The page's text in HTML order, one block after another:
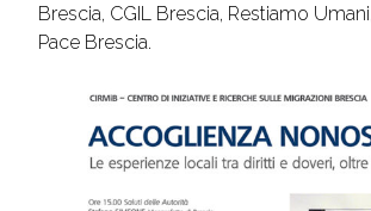
Brescia, CGIL Brescia, Restiamo
Pace Brescia.